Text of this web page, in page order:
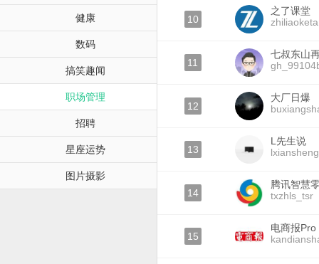
健康
数码
搞笑趣闻
职场管理
招聘
星座运势
图片摄影
10
之了课堂
11
七叔东山
12
大厂日爆
13
L先生说
14
腾讯智慧
txzhls_tsr
15
电商报Pro